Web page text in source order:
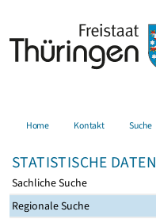
Home Kontakt Suche
STATISTISCHE DATEN
Sachliche Suche
Regionale Suche